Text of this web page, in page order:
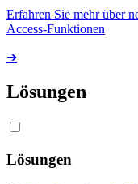
Erfahren Sie mehr über
Access-Funktionen
➔
Lösungen
Lösungen